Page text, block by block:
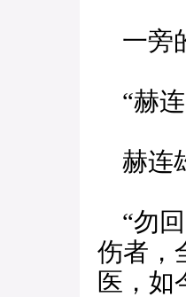
一旁
“赫连
赫连
“勿回
伤者，
医，如